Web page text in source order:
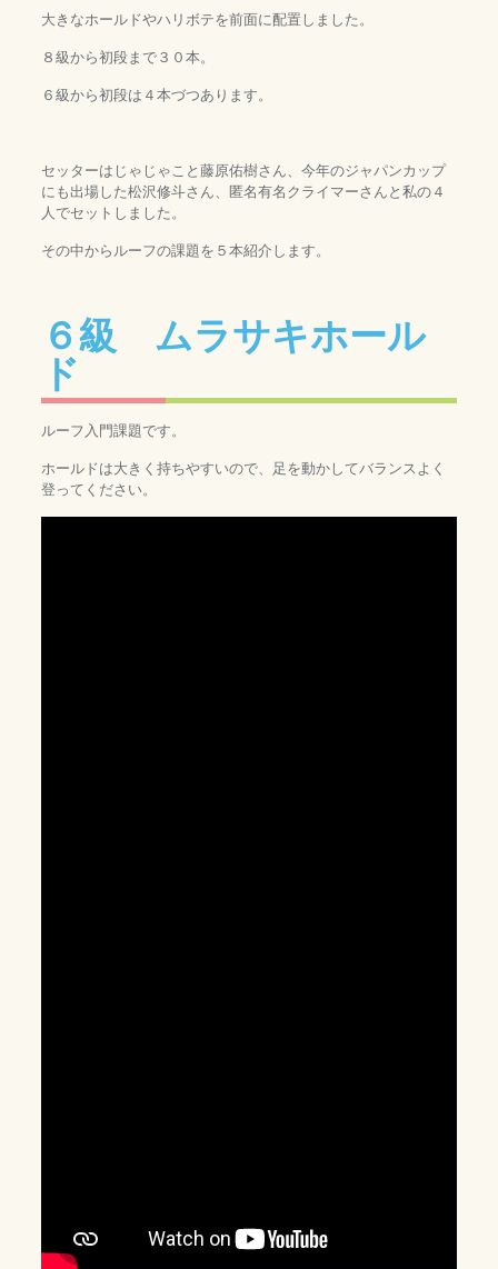
大きなホールドやハリボテを前面に配置しました。
８級から初段まで３０本。
６級から初段は４本づつあります。
セッターはじゃじゃこと藤原佑樹さん、今年のジャパンカップ
にも出場した松沢修斗さん、匿名有名クライマーさんと私の４
人でセットしました。
その中からルーフの課題を５本紹介します。
６級 ムラサキホール
ド
ルーフ入門課題です。
ホールドは大きく持ちやすいので、足を動かしてバランスよく
登ってください。